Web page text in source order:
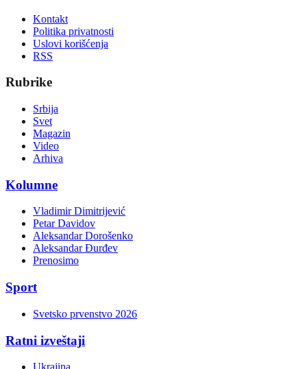
Kontakt
Politika privatnosti
Uslovi korišćenja
RSS
Rubrike
Srbija
Svet
Magazin
Video
Arhiva
Kolumne
Vladimir Dimitrijević
Petar Davidov
Aleksandar Dorošenko
Aleksandar Đurđev
Prenosimo
Sport
Svetsko prvenstvo 2026
Ratni izveštaji